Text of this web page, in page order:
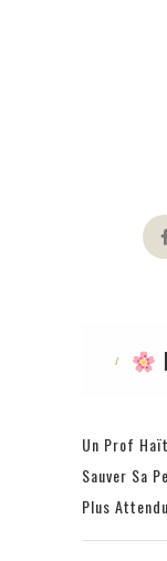
Un Prof
Sauver Sa
Plus